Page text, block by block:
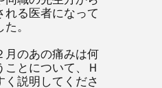
れる医者になって
。
月のあの痛みは何
ことについて、Ｈ
く説明してくださ